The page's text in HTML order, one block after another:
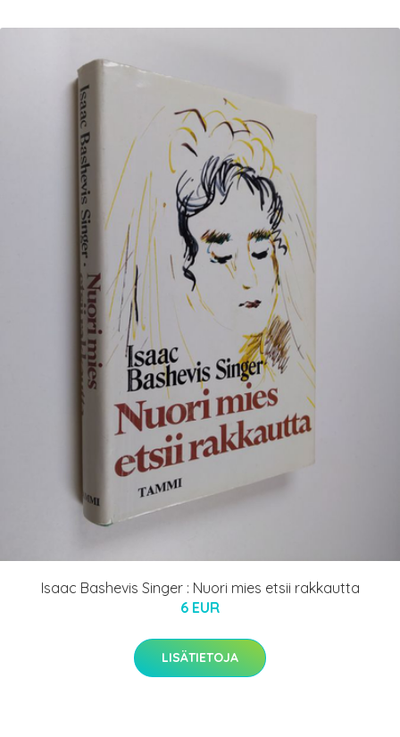
Isaac Bashevis Singer : Nuori mies etsii rakkautta
6 EUR
LISÄTIETOJA